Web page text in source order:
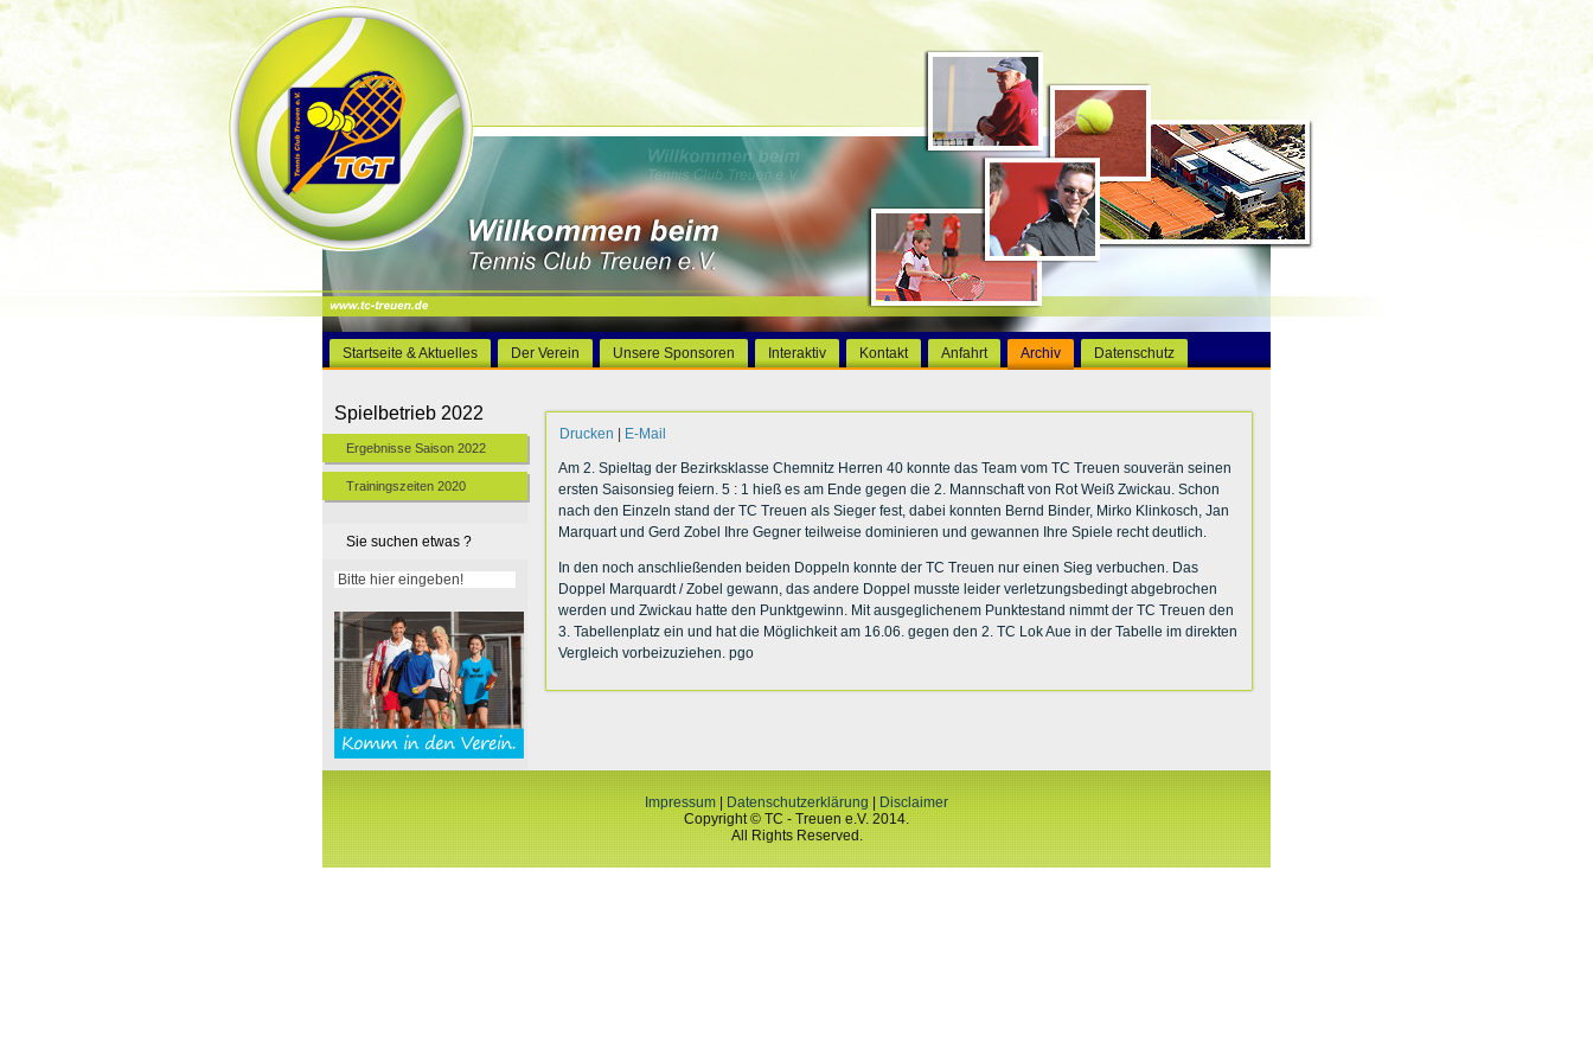
Startseite & Aktuelles Der Verein Unsere Sponsoren Interaktiv Kontakt Anfahrt Archiv Datenschutz
Spielbetrieb 2022
Ergebnisse Saison 2022
Trainingszeiten 2020
Sie suchen etwas ?
Drucken E-Mail
Am 2. Spieltag der Bezirksklasse Chemnitz Herren 40 konnte das Team vom TC Treuen souverän seinen
ersten Saisonsieg feiern. 5 : 1 hieß es am Ende gegen die 2. Mannschaft von Rot Weiß Zwickau. Schon
nach den Einzeln stand der TC Treuen als Sieger fest, dabei konnten Bernd Binder, Mirko Klinkosch, Jan
Marquart und Gerd Zobel Ihre Gegner teilweise dominieren und gewannen Ihre Spiele recht deutlich.
In den noch anschließenden beiden Doppeln konnte der TC Treuen nur einen Sieg verbuchen. Das
Doppel Marquardt / Zobel gewann, das andere Doppel musste leider verletzungsbedingt abgebrochen
werden und Zwickau hatte den Punktgewinn. Mit ausgeglichenem Punktestand nimmt der TC Treuen den
3. Tabellenplatz ein und hat die Möglichkeit am 16.06. gegen den 2. TC Lok Aue in der Tabelle im direkten
Vergleich vorbeizuziehen. pgo
Impressum Datenschutzerklärung
Disclaimer
Copyright © TC - Treuen e.V. 2014.
All Rights Reserved.